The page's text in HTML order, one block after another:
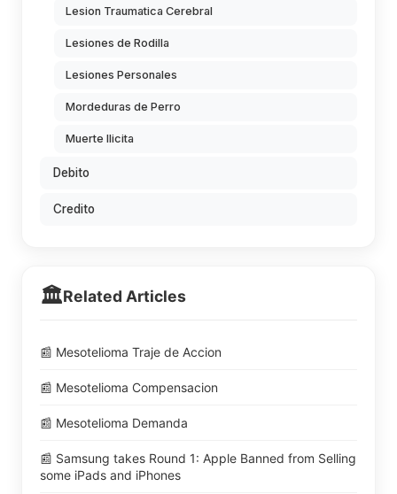
Lesion Traumatica Cerebral
Lesiones de Rodilla
Lesiones Personales
Mordeduras de Perro
Muerte Ilicita
Debito
Credito
🏛️Related Articles
📰 Mesotelioma Traje de Accion
📰 Mesotelioma Compensacion
📰 Mesotelioma Demanda
📰 Samsung takes Round 1: Apple Banned from Selling
some iPads and iPhones